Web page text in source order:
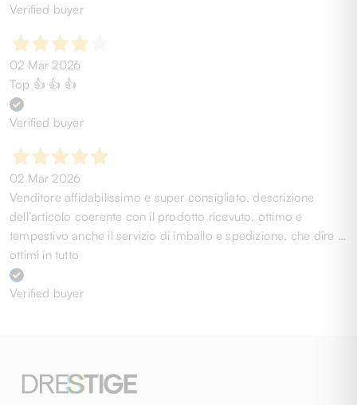
Verified buyer
02 Mar 2026
Top 👍 👍 👍
Verified buyer
02 Mar 2026
Venditore affidabilissimo e super consigliato, descrizione
dell’articolo coerente con il prodotto ricevuto, ottimo e
tempestivo anche il servizio di imballo e spedizione, che dire …
ottimi in tutto
Verified buyer